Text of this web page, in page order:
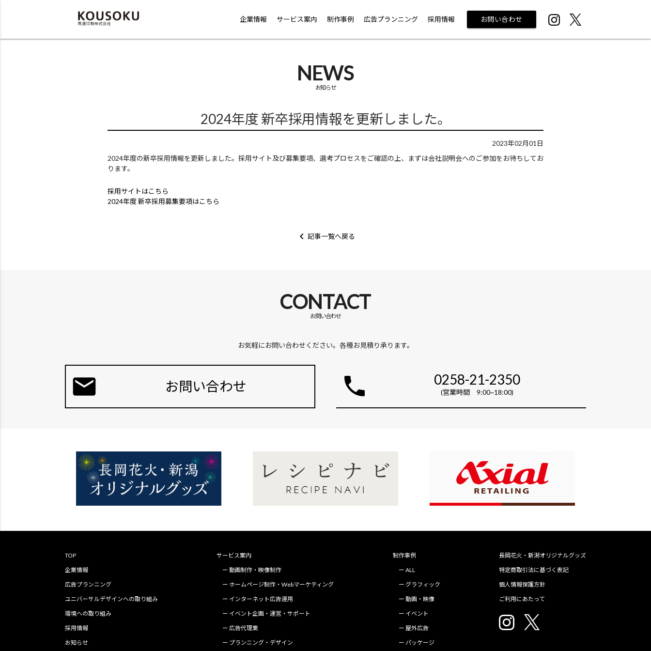
企業情報 サービス案内 制作事例 広告プランニング 採用情報 お問い合わせ
NEWS
お知らせ
2024年度 新卒採用情報を更新しました。
2023年02月01日
2024年度の新卒採用情報を更新しました。採用サイト及び募集要項、選考プロセスをご確認の上、まずは会社説明会へのご参加をお待ちしてお
ります。
採用サイトはこちら
2024年度 新卒採用募集要項はこちら
keyboard_arrow_left 記事一覧へ戻る
CONTACT
お問い合わせ
お気軽にお問い合わせください。各種お見積り承ります。
mail お問い合わせ phone 0258-21-2350
(営業時間 9:00~18:00)
TOP
企業情報
広告プランニング
ユニバーサルデザインへの取り組み
環境への取り組み
採用情報
お知らせ
サービス案内
動画制作・映像制作
ホームページ制作・Webマーケティング
インターネット広告運用
イベント企画・運営・サポート
広告代理業
プランニング・デザイン
制作事例
ALL
グラフィック
動画・映像
イベント
屋外広告
パッケージ
長岡花火・新潟オリジナルグッズ
特定商取引法に基づく表記
個人情報保護方針
ご利用にあたって